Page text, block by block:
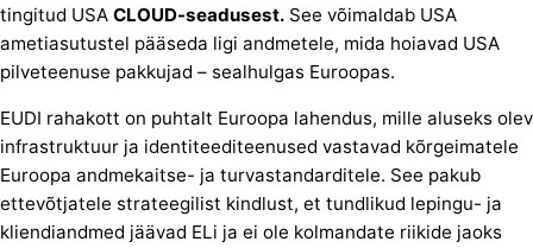
tingitud USA CLOUD-seadusest. See võimaldab USA
ametiasutustel pääseda ligi andmetele, mida hoiavad USA
pilveteenuse pakkujad – sealhulgas Euroopas.
EUDI rahakott on puhtalt Euroopa lahendus, mille aluseks olev
infrastruktuur ja identiteediteenused vastavad kõrgeimatele
Euroopa andmekaitse- ja turvastandarditele. See pakub
ettevõtjatele strateegilist kindlust, et tundlikud lepingu- ja
kliendiandmed jäävad ELi ja ei ole kolmandate riikide jaoks